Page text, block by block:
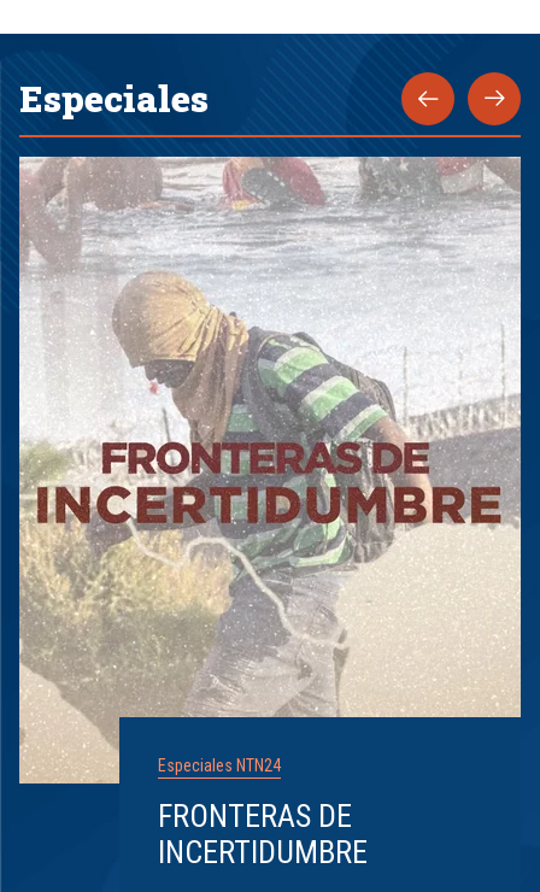
Especiales
Especiales NTN24
FRONTERAS DE
INCERTIDUMBRE